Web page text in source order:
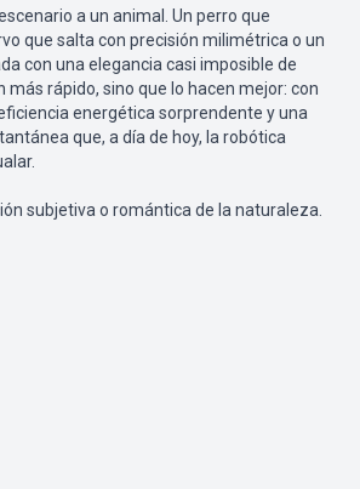
a un animal. Un perro que
que salta con precisión milimétrica o un
con una elegancia casi imposible de
más rápido, sino que lo hacen mejor: con
energética sorprendente y una
que, a día de hoy, la robótica
subjetiva o romántica de la naturaleza.